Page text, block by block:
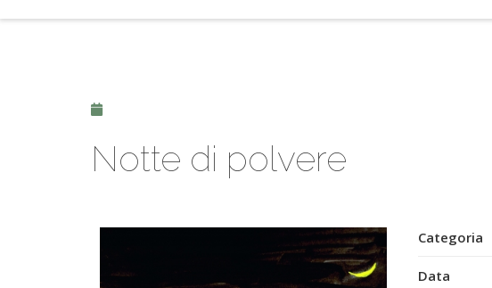
Notte di polvere
Categoria
Data